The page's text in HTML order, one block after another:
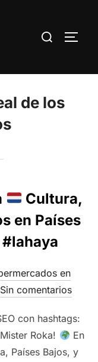
Buscar:
de los
Cultura,
en Países
en
Sin comentarios
con hashtags:
Roka!
En
Países Bajos, y